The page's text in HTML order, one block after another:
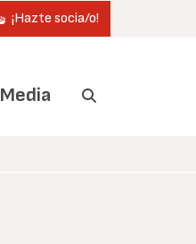
¡Hazte socia/o!
Media